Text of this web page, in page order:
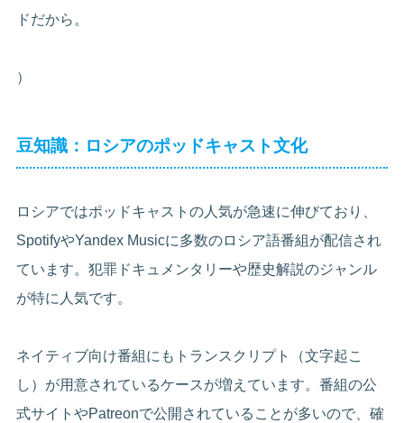
ドだから。
）
豆知識：ロシアのポッドキャスト文化
ロシアではポッドキャストの人気が急速に伸びており、
SpotifyやYandex Musicに多数のロシア語番組が配信され
ています。犯罪ドキュメンタリーや歴史解説のジャンル
が特に人気です。
ネイティブ向け番組にもトランスクリプト（文字起こ
し）が用意されているケースが増えています。番組の公
式サイトやPatreonで公開されていることが多いので、確